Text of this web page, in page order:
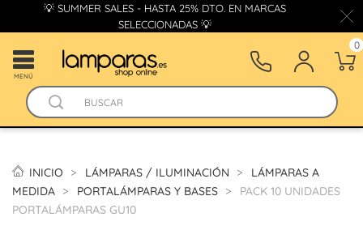
💡 SUMMER SALES - HASTA 25% DTO. EN MARCAS
SELECCIONADAS 💡
MENÚ
0
INICIO LÁMPARAS / ILUMINACIÓN
LÁMPARAS A
MEDIDA
PORTALÁMPARAS Y BASES
PACK 10 UNIDADES
PORTALÁMPARAS GU10